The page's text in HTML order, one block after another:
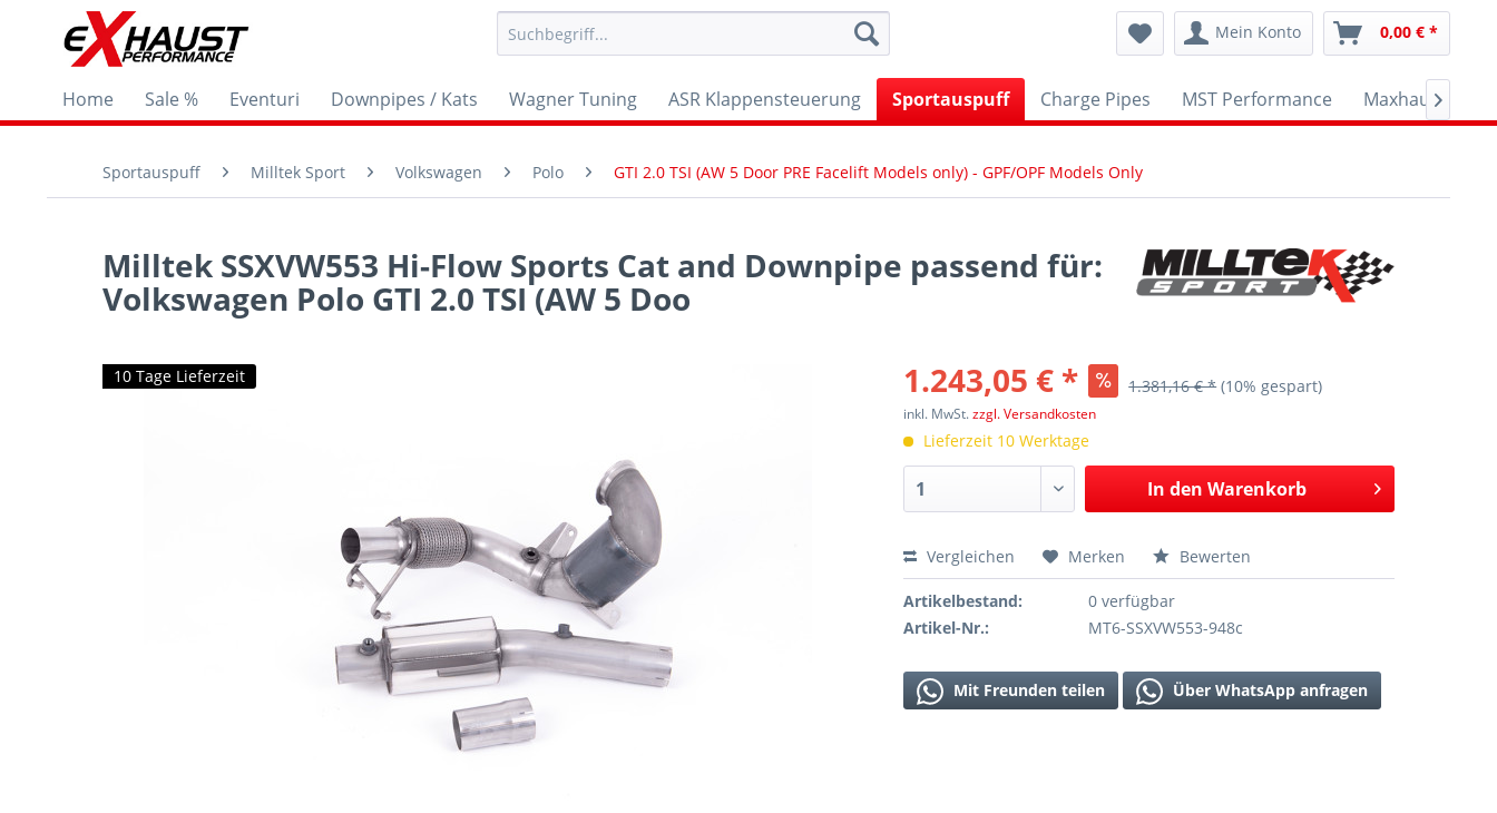
Mein Konto 0,00 € *
Home Sale % Eventuri Downpipes / Kats Wagner Tuning ASR Klappensteuerung Sportauspuff Charge Pipes MST Performance Maxhaust

Sportauspuff Milltek Sport Volkswagen Polo GTI 2.0 TSI (AW 5 Door PRE Facelift Models only) - GPF/OPF Models Only
Milltek SSXVW553 Hi-Flow Sports Cat and Downpipe passend für:
Volkswagen Polo GTI 2.0 TSI (AW 5 Doo
10 Tage Lieferzeit 1.243,05 € * 1.381,16 € * (10% gespart)
inkl. MwSt.zzgl. Versandkosten
Lieferzeit 10 Werktage
In den Warenkorb
Vergleichen Merken Bewerten
Artikelbestand:
0 verfügbar
Artikel-Nr.:
MT6-SSXVW553-948c
Mit Freunden teilen Über WhatsApp anfragen